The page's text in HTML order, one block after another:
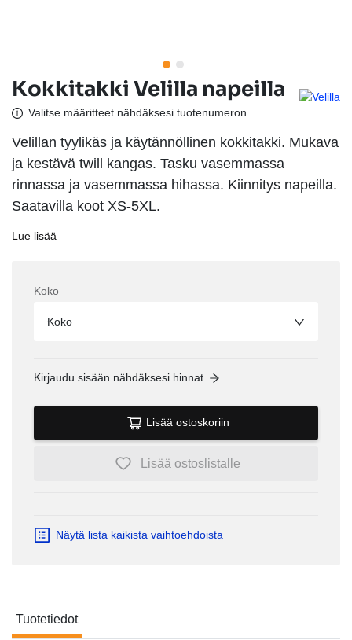
Kokkitakki Velilla napeilla
Valitse määritteet nähdäksesi tuotenumeron
Velillan tyylikäs ja käytännöllinen kokkitakki. Mukava
ja kestävä twill kangas. Tasku vasemmassa
rinnassa ja vasemmassa hihassa. Kiinnitys napeilla.
Saatavilla koot XS-5XL.
Lue lisää
Koko
Koko
Kirjaudu sisään nähdäksesi hinnat
Lisää ostoskoriin
Lisää ostoslistalle
Näytä lista kaikista vaihtoehdoista
Tuotetiedot